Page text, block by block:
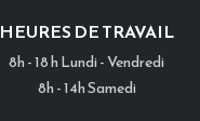
HEURES DE TRAVAIL
8h - 18 h Lundi - Vendredi
8h - 14h Samedi